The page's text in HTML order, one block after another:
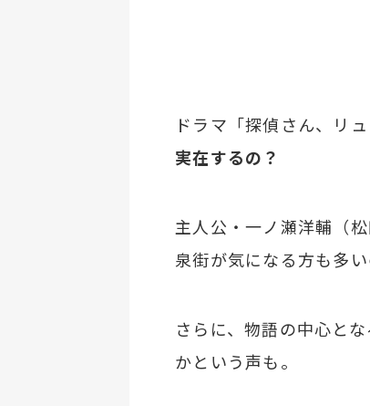
ドラマ「探偵さん、リ
実在するの？
主人公・一ノ瀬洋輔（
泉街が気になる方も多
さらに、物語の中心と
かという声も。